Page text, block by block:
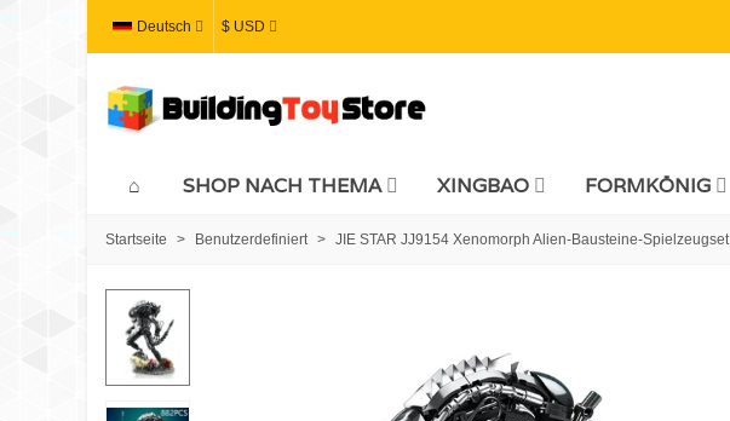
Deutsch $ USD
SHOP NACH THEMA XINGBAO FORMKÖNIG
Startseite > Benutzerdefiniert > JIE STAR JJ9154 Xenomorph Alien-Bausteine-Spielzeugset